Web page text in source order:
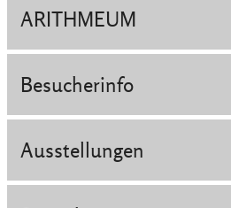
ARITHMEUM
Besucherinfo
Ausstellungen